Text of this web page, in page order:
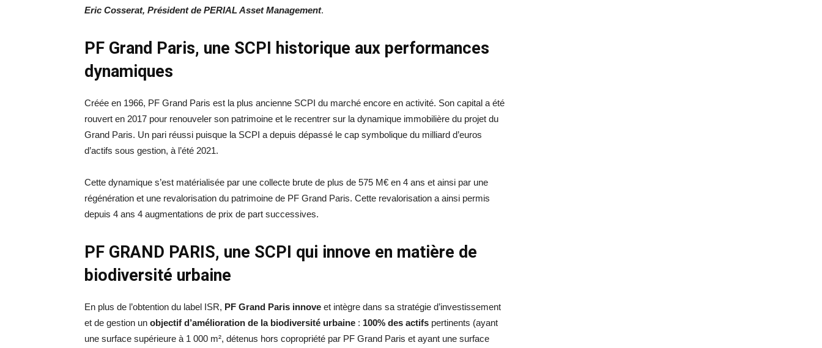
Eric Cosserat, Président de PERIAL Asset Management.
PF Grand Paris, une SCPI historique aux performances
dynamiques
Créée en 1966, PF Grand Paris est la plus ancienne SCPI du marché encore en activité. Son capital a été
rouvert en 2017 pour renouveler son patrimoine et le recentrer sur la dynamique immobilière du projet du
Grand Paris. Un pari réussi puisque la SCPI a depuis dépassé le cap symbolique du milliard d’euros
d’actifs sous gestion, à l’été 2021.
Cette dynamique s’est matérialisée par une collecte brute de plus de 575 M€ en 4 ans et ainsi par une
régénération et une revalorisation du patrimoine de PF Grand Paris. Cette revalorisation a ainsi permis
depuis 4 ans 4 augmentations de prix de part successives.
PF GRAND PARIS, une SCPI qui innove en matière de
biodiversité urbaine
En plus de l’obtention du label ISR, PF Grand Paris innove et intègre dans sa stratégie d’investissement
et de gestion un objectif d’amélioration de la biodiversité urbaine : 100% des actifs pertinents (ayant
une surface supérieure à 1 000 m², détenus hors copropriété par PF Grand Paris et ayant une surface